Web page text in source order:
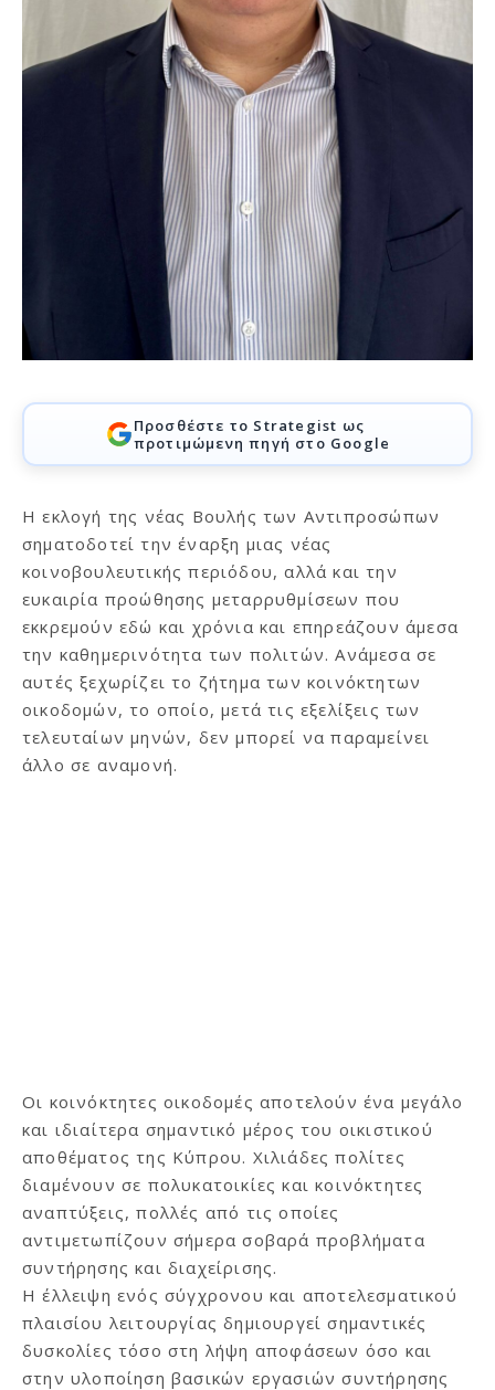
Προσθέστε το Strategist ως
προτιμώμενη πηγή στο Google
Η εκλογή της νέας Βουλής των Αντιπροσώπων
σηματοδοτεί την έναρξη μιας νέας
κοινοβουλευτικής περιόδου, αλλά και την
ευκαιρία προώθησης μεταρρυθμίσεων που
εκκρεμούν εδώ και χρόνια και επηρεάζουν άμεσα
την καθημερινότητα των πολιτών. Ανάμεσα σε
αυτές ξεχωρίζει το ζήτημα των κοινόκτητων
οικοδομών, το οποίο, μετά τις εξελίξεις των
τελευταίων μηνών, δεν μπορεί να παραμείνει
άλλο σε αναμονή.
Οι κοινόκτητες οικοδομές αποτελούν ένα μεγάλο
και ιδιαίτερα σημαντικό μέρος του οικιστικού
αποθέματος της Κύπρου. Χιλιάδες πολίτες
διαμένουν σε πολυκατοικίες και κοινόκτητες
αναπτύξεις, πολλές από τις οποίες
αντιμετωπίζουν σήμερα σοβαρά προβλήματα
συντήρησης και διαχείρισης.
Η έλλειψη ενός σύγχρονου και αποτελεσματικού
πλαισίου λειτουργίας δημιουργεί σημαντικές
δυσκολίες τόσο στη λήψη αποφάσεων όσο και
στην υλοποίηση βασικών εργασιών συντήρησης